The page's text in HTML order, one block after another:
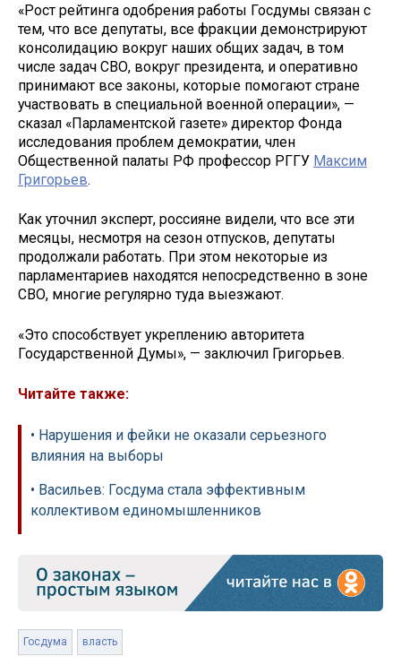
«Рост рейтинга одобрения работы Госдумы связан с
тем, что все депутаты, все фракции демонстрируют
консолидацию вокруг наших общих задач, в том
числе задач СВО, вокруг президента, и оперативно
принимают все законы, которые помогают стране
участвовать в специальной военной операции», —
сказал «Парламентской газете» директор Фонда
исследования проблем демократии, член
Общественной палаты РФ профессор РГГУ Максим
Григорьев.
Как уточнил эксперт, россияне видели, что все эти
месяцы, несмотря на сезон отпусков, депутаты
продолжали работать. При этом некоторые из
парламентариев находятся непосредственно в зоне
СВО, многие регулярно туда выезжают.
«Это способствует укреплению авторитета
Государственной Думы», — заключил Григорьев.
Читайте также:
• Нарушения и фейки не оказали серьезного
влияния на выборы
• Васильев: Госдума стала эффективным
коллективом единомышленников
Госдума власть